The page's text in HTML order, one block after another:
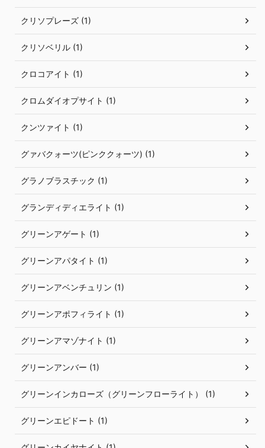
クリソプレーズ (1)
クリソベリル (1)
クロコアイト (1)
クロムダイオプサイト (1)
クンツァイト (1)
グァバクォーツ(ピンククォーツ) (1)
グラノブラスチック (1)
グランディディエライト (1)
グリーンアゲート (1)
グリーンアパタイト (1)
グリーンアベンチュリン (1)
グリーンアポフィライト (1)
グリーンアマゾナイト (1)
グリーンアンバー (1)
グリーンインカローズ（グリーンフローライト） (1)
グリーンエピドート (1)